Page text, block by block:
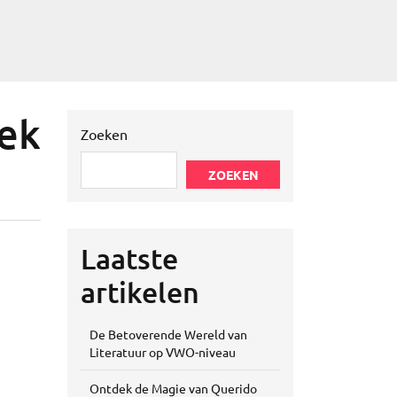
Zoeken
ZOEKEN
Laatste
artikelen
De Betoverende Wereld van
Literatuur op VWO-niveau
Ontdek de Magie van Querido